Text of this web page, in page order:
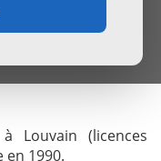
Louvain (licences
1990.